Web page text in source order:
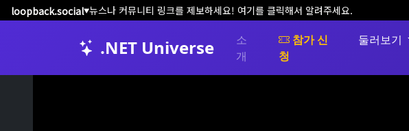
loopback.social▼뉴스나 커뮤니티 링크를 제보하세요! 여기를 클릭해서 알려주세요.
.NET Universe
소
개
참가 신
청
둘러보기